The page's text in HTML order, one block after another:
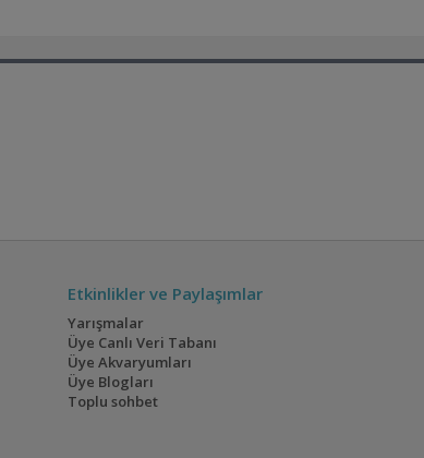
Etkinlikler ve Paylaşımlar
Yarışmalar
Üye Canlı Veri Tabanı
Üye Akvaryumları
Üye Blogları
Toplu sohbet